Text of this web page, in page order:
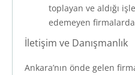
toplayan ve aldığı
edemeyen
İletişim ve Danışmanlık
Ankara’nın önde gelen